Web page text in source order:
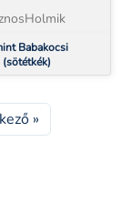
Babakocsi
(sötétkék)
»